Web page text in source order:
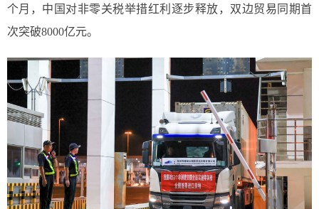
个月，中国对非零关税举措红利逐步释放，双边贸易同期首
次突破8000亿元。